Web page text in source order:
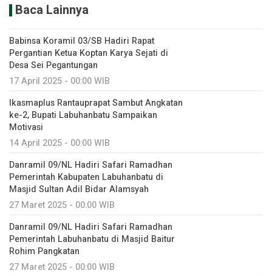
Baca Lainnya
Babinsa Koramil 03/SB Hadiri Rapat
Pergantian Ketua Koptan Karya Sejati di
Desa Sei Pegantungan
17 April 2025 - 00:00 WIB
Ikasmaplus Rantauprapat Sambut Angkatan
ke-2, Bupati Labuhanbatu Sampaikan
Motivasi
14 April 2025 - 00:00 WIB
Danramil 09/NL Hadiri Safari Ramadhan
Pemerintah Kabupaten Labuhanbatu di
Masjid Sultan Adil Bidar Alamsyah
27 Maret 2025 - 00:00 WIB
Danramil 09/NL Hadiri Safari Ramadhan
Pemerintah Labuhanbatu di Masjid Baitur
Rohim Pangkatan
27 Maret 2025 - 00:00 WIB